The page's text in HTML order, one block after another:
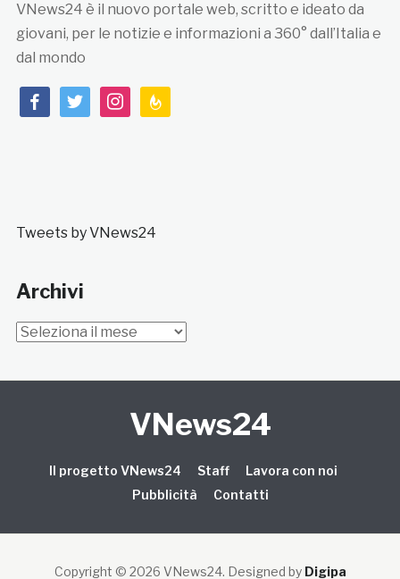
VNews24 è il nuovo portale web, scritto e ideato da
giovani, per le notizie e informazioni a 360° dall’Italia e
dal mondo
facebooktwitterinstagramfeedburner
Tweets by VNews24
Archivi
Archivi
VNews24
Il progetto VNews24 Staff
Lavora con noi
Pubblicità
Contatti
Copyright © 2026 VNews24. Designed by Digipa